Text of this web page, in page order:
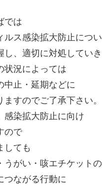
では
ルス感染拡大防止につ
し、適切に対処していき
状況によっては
中止・延期などに
すのでご了承下さい。
感染拡大防止に向け
ので
しても
うがい・咳エチケット
つながる行動に